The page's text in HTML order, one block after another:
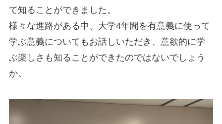
て知ることができました。
様々な進路がある中、大学4年間を有意義に使って
学ぶ意義についてもお話しいただき、意欲的に学
ぶ楽しさも知ることができたのではないでしょう
か。